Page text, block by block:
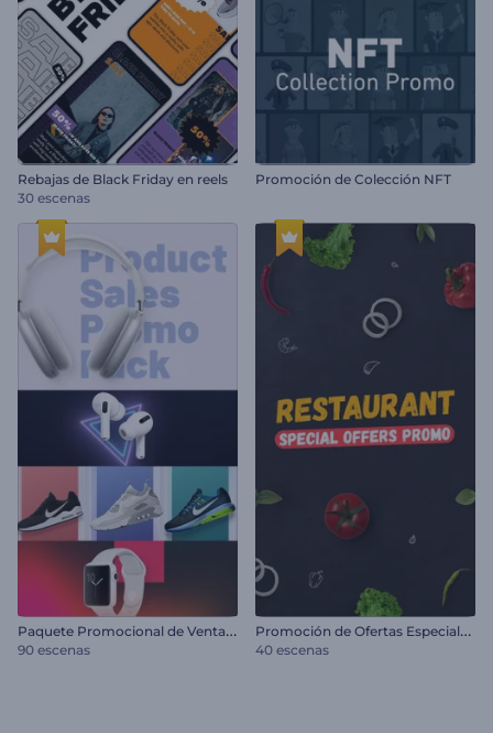
Rebajas de Black Friday en reels
30 escenas
Promoción de Colección NFT
P
aquete Promocional de Venta de Productos
90 escenas
P
romoción de Ofertas Especiales de Restaurante
40 escenas